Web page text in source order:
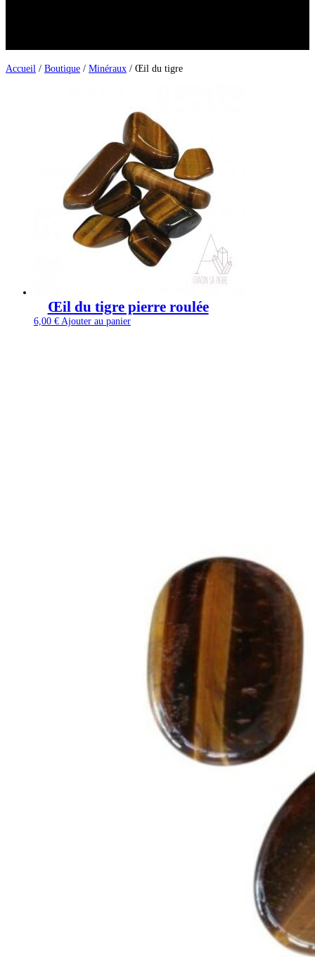
Accueil / Boutique / Minéraux / Œil du tigre
Œil du tigre pierre roulée
6,00 € Ajouter au panier